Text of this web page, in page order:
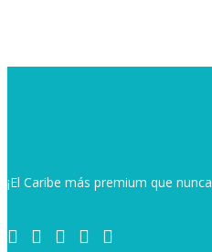
¡El Caribe más premium que